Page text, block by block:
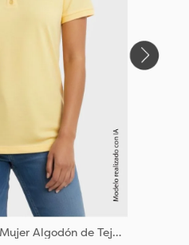
Polo Slim Fit Para Mujer Algodón de Tejido de Punto